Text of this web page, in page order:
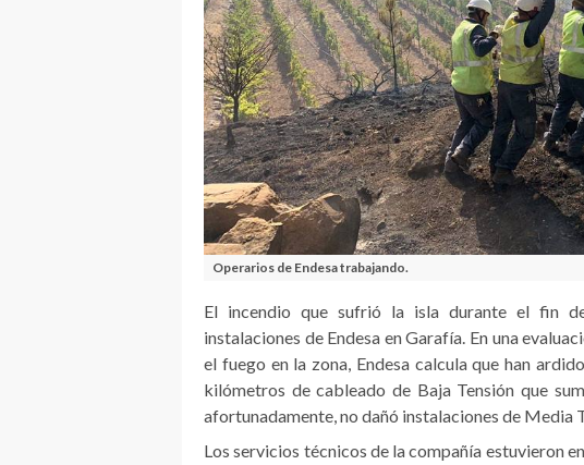
Operarios de Endesa trabajando.
El incendio que sufrió la isla durante el fin
instalaciones de Endesa en Garafía. En una
el fuego en la zona, Endesa calcula que han
kilómetros de cableado de Baja Tensión que
afortunadamente, no dañó instalaciones de Media
Los servicios técnicos de la compañía estuvieron